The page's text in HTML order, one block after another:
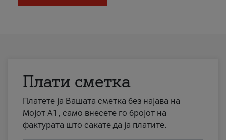
Плати сметка
Платете ја Вашата сметка без најава на
Мојот А1, само внесете го бројот на
фактурата што сакате да ја платите.